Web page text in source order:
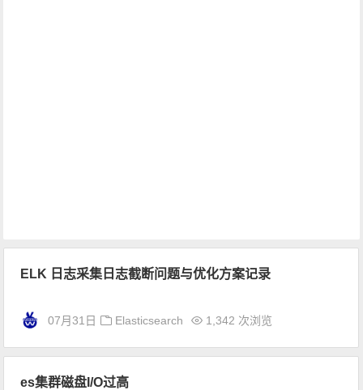
ELK 日志采集日志截断问题与优化方案记录
07月31日 Elasticsearch 1,342 次浏览
es集群磁盘I/O过高